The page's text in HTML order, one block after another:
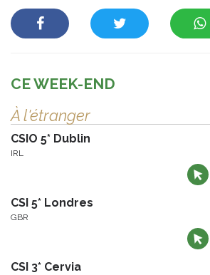
CE WEEK-END
À l'étranger
CSIO 5* Dublin
IRL
CSI 5* Londres
GBR
CSI 3* Cervia